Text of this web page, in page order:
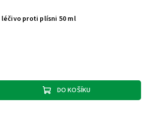
léčivo proti plísni 50 ml
DO KOŠÍKU